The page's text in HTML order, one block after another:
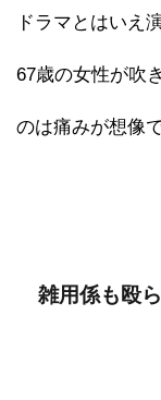
ドラマとはいえ
67歳の女性が吹
のは痛みが想像
雑用係も殴